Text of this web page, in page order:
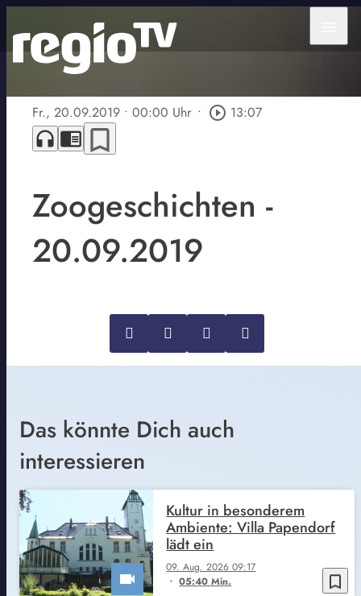
Fr., 20.09.2019 • 00:00 Uhr • play_circle_outline 13:07
headphones chrome_reader_mode bookmark_border
Zoogeschichten -
20.09.2019
Das könnte Dich auch
interessieren
bookmark_border
09. Aug. 2026 09:17
05:40 Min.
Kultur in besonderem
Ambiente: Villa Papendorf
lädt ein